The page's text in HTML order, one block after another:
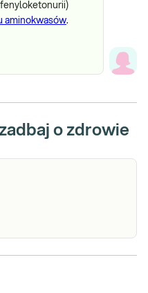
aminokwasów.
o zdrowie